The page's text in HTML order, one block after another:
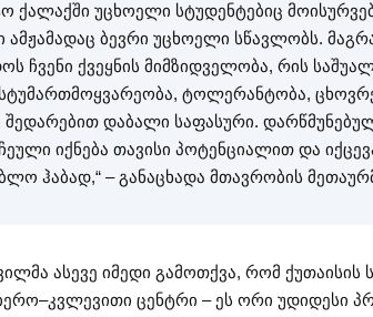
ქალაქში უცხოელი სტუდენტებიც
ბევრი უცხოელი სწავლობს.
ჩვენი ქვეყნის მიმზიდველობა, რის
ტოლერანტობა,
დაბალი საფასური.
იქნება თავისი პოტენციალით და
ჰაბად,“ – განაცხადა მთავრობის
ასევე იმედი გამოთქვა, რომ ქუთაისის
ცენტრი – ეს ორი უდიდესი